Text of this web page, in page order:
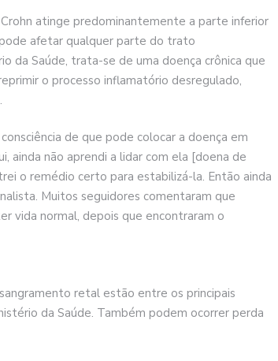
atinge predominantemente a parte inferior
afetar qualquer parte do trato
da Saúde, trata-se de uma doença crônica que
o processo inflamatório desregulado,
de que pode colocar a doença em
ainda não aprendi a lidar com ela [doena de
o remédio certo para estabilizá-la. Então ainda
Muitos seguidores comentaram que
vida normal, depois que encontraram o
retal estão entre os principais
da Saúde. Também podem ocorrer perda